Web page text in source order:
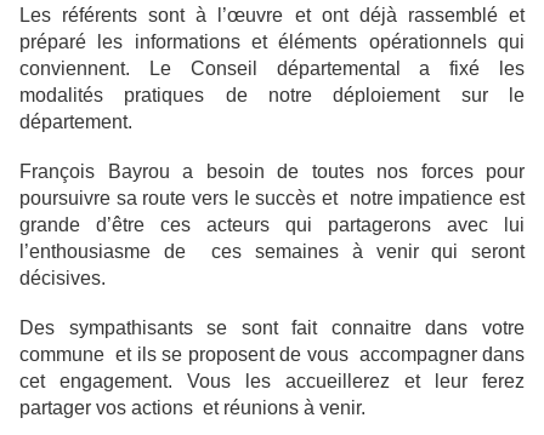
Les référents sont à l’œuvre et ont déjà rassemblé et
préparé les informations et éléments opérationnels qui
conviennent. Le Conseil départemental a fixé les
modalités pratiques de notre déploiement sur le
département.
François Bayrou a besoin de toutes nos forces pour
poursuivre sa route vers le succès et notre impatience est
grande d’être ces acteurs qui partagerons avec lui
l’enthousiasme de
ces semaines à venir qui seront
décisives.
Des sympathisants se sont fait connaitre dans votre
commune et ils se proposent de vous accompagner dans
cet engagement. Vous les accueillerez et leur ferez
partager vos actions et réunions à venir.